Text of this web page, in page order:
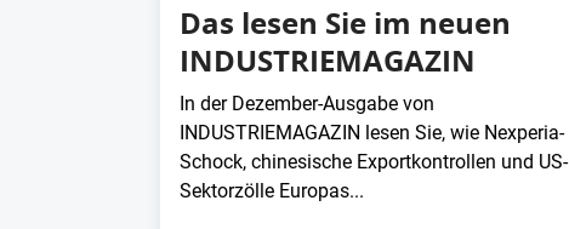
Das lesen Sie im neuen
INDUSTRIEMAGAZIN
In der Dezember-Ausgabe von
INDUSTRIEMAGAZIN lesen Sie, wie Nexperia-
Schock, chinesische Exportkontrollen und US-
Sektorzölle Europas...